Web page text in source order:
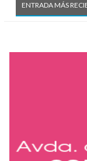
ENTRADA MÁS